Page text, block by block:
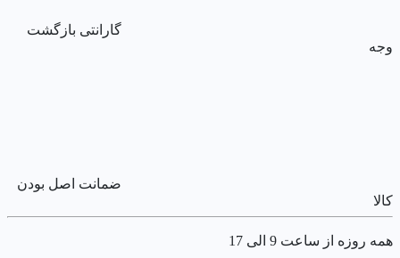
گارانتی بازگشت
وجه
ضمانت اصل بودن
کالا
همه روزه از ساعت 9 الی 17